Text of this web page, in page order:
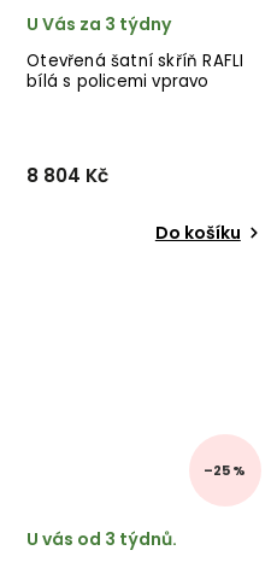
Otevřená šatní skříň RAFLI
bílá s policemi vpravo
U Vás za 3 týdny
8 804 Kč
Do košíku
–25 %
U vás od 3 týdnů.